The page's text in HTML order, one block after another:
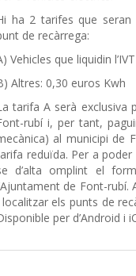
ha 2 tarifes que seran
de recàrrega:
Vehicles que liquidin
Altres: 0,30 euros Kwh
tarifa A serà exclusiva
rubí i, per tant,
al municipi de
reduïda. Per a
d’alta omplint el
de Font-rubí.
els punts de
per d’Android i